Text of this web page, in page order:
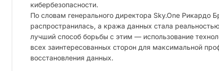
кибербезопасности.
По словам генерального директора Sky.One Рикардо
распространилась, а кража данных стала
лучший способ борьбы с этим — использование
всех заинтересованных сторон для максимальной
восстановления данных.